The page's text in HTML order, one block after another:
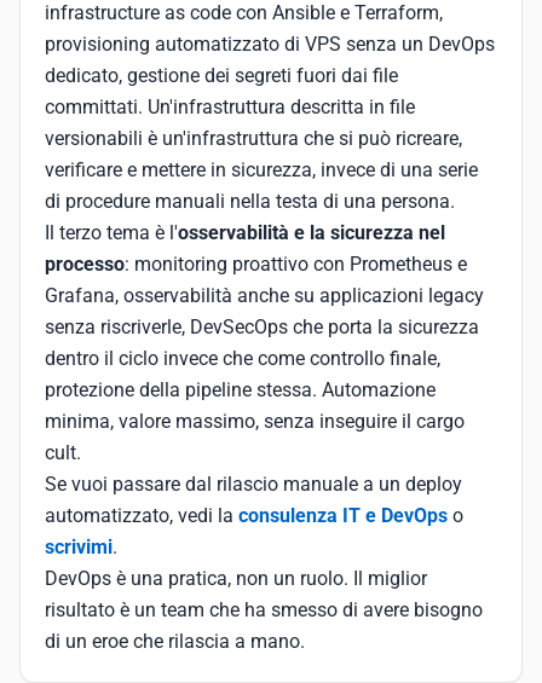
infrastructure as code con Ansible e Terraform,
provisioning automatizzato di VPS senza un DevOps
dedicato, gestione dei segreti fuori dai file
committati. Un'infrastruttura descritta in file
versionabili è un'infrastruttura che si può ricreare,
verificare e mettere in sicurezza, invece di una serie
di procedure manuali nella testa di una persona.
Il terzo tema è l'osservabilità e la sicurezza nel
processo: monitoring proattivo con Prometheus e
Grafana, osservabilità anche su applicazioni legacy
senza riscriverle, DevSecOps che porta la sicurezza
dentro il ciclo invece che come controllo finale,
protezione della pipeline stessa. Automazione
minima, valore massimo, senza inseguire il cargo
cult.
Se vuoi passare dal rilascio manuale a un deploy
automatizzato, vedi la consulenza IT e DevOps o
scrivimi.
DevOps è una pratica, non un ruolo. Il miglior
risultato è un team che ha smesso di avere bisogno
di un eroe che rilascia a mano.